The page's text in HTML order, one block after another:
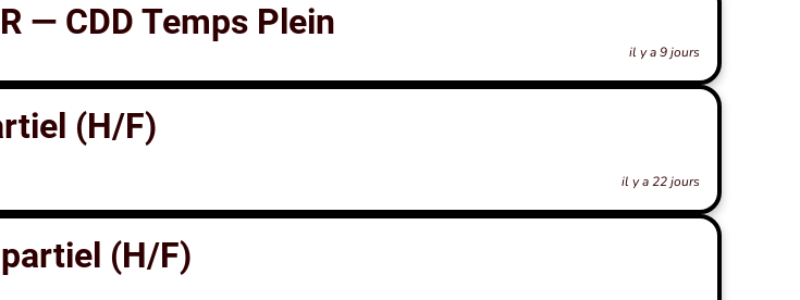
— CDD Temps Plein
il y a 9 jours
(H/F)
il y a 22 jours
(H/F)